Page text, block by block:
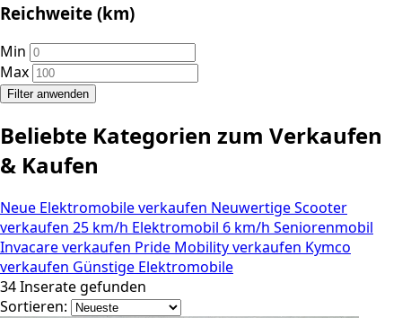
Reichweite (km)
Min
Max
Filter anwenden
Beliebte Kategorien zum Verkaufen
& Kaufen
Neue Elektromobile verkaufen Neuwertige Scooter
verkaufen 25 km/h Elektromobil 6 km/h Seniorenmobil
Invacare verkaufen Pride Mobility verkaufen Kymco
verkaufen Günstige Elektromobile
34Inserate gefunden
Sortieren: